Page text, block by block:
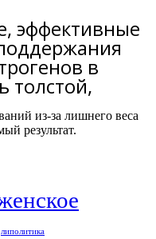
эффективные
в
толстой,
из-за лишнего веса
результат.
липолитика